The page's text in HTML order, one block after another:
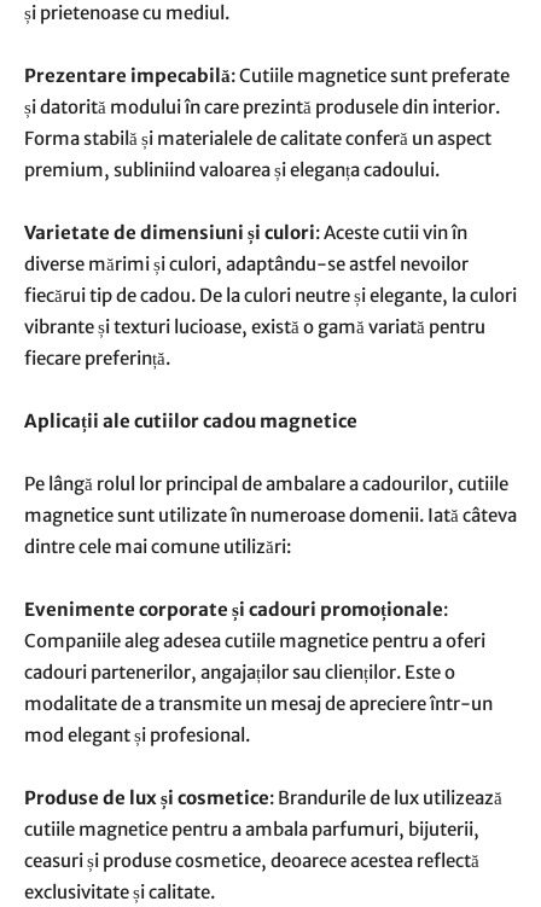
și prietenoase cu mediul.
Prezentare impecabilă: Cutiile magnetice sunt preferate
și datorită modului în care prezintă produsele din interior.
Forma stabilă și materialele de calitate conferă un aspect
premium, subliniind valoarea și eleganța cadoului.
Varietate de dimensiuni și culori: Aceste cutii vin în
diverse mărimi și culori, adaptându-se astfel nevoilor
fiecărui tip de cadou. De la culori neutre și elegante, la culori
vibrante și texturi lucioase, există o gamă variată pentru
fiecare preferință.
Aplicații ale cutiilor cadou magnetice
Pe lângă rolul lor principal de ambalare a cadourilor, cutiile
magnetice sunt utilizate în numeroase domenii. Iată câteva
dintre cele mai comune utilizări:
Evenimente corporate și cadouri promoționale:
Companiile aleg adesea cutiile magnetice pentru a oferi
cadouri partenerilor, angajaților sau clienților. Este o
modalitate de a transmite un mesaj de apreciere într-un
mod elegant și profesional.
Produse de lux și cosmetice: Brandurile de lux utilizează
cutiile magnetice pentru a ambala parfumuri, bijuterii,
ceasuri și produse cosmetice, deoarece acestea reflectă
exclusivitate și calitate.